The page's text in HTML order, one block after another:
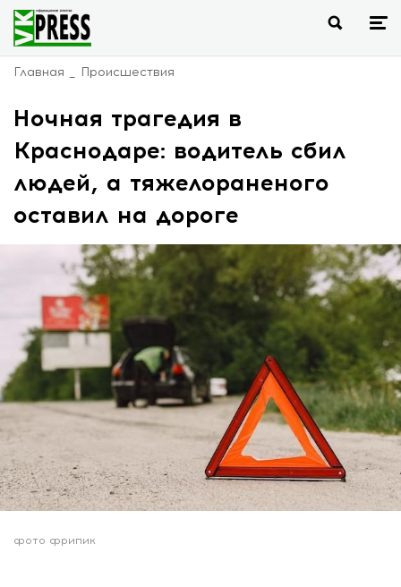
Главная Происшествия
Ночная трагедия в
Краснодаре: водитель сбил
людей, а тяжелораненого
оставил на дороге
фото фрипик